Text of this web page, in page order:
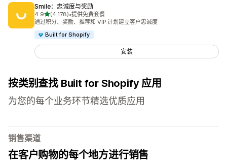
Smile：忠诚度与奖励
4.9星（满分 5 星）
(4,178)
总共 4178 条评论
•提供免费套餐
通过积分、奖励、推荐和 VIP 计划建立客户忠诚度
Built for Shopify
安装
按类别查找 Built for Shopify 应用
为您的每个业务环节精选优质应用
销售渠道
在客户购物的每个地方进行销售